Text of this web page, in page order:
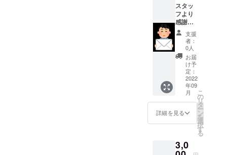
スタッ
フより
感謝の
メッ
セージ
をお送
りしま
す。
支援
者：
0人
お届
け予
定：
2022
年09
月
詳細を見る
こ
の
リ
タ
ー
ン
を
選
択
す
る
3,0